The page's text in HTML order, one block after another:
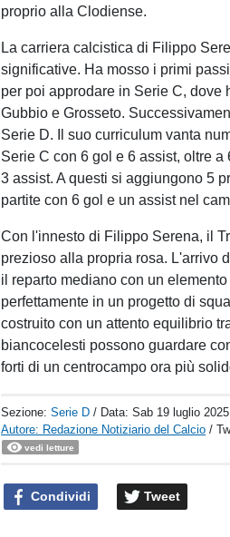
proprio alla Clodiense.
La carriera calcistica di Filippo
significative. Ha mosso i primi
per poi approdare in Serie C, dove
Gubbio e Grosseto.
Serie D. Il suo curriculum vanta
Serie C con 6 gol e 6 assist, oltre
3 assist. A questi si aggiungono 5
partite con 6 gol e un assist nel
Con l'innesto di Filippo Serena, il
prezioso alla propria rosa. L'arrivo
il reparto mediano con un
perfettamente in un progetto di
costruito con un attento equilibrio
biancocelesti possono guardare
forti di un centrocampo ora più
Sezione:Serie D / Data:Sab 19 luglio
Autore: Redazione Notiziario del Calcio /
vedi letture
Condividi Tweet